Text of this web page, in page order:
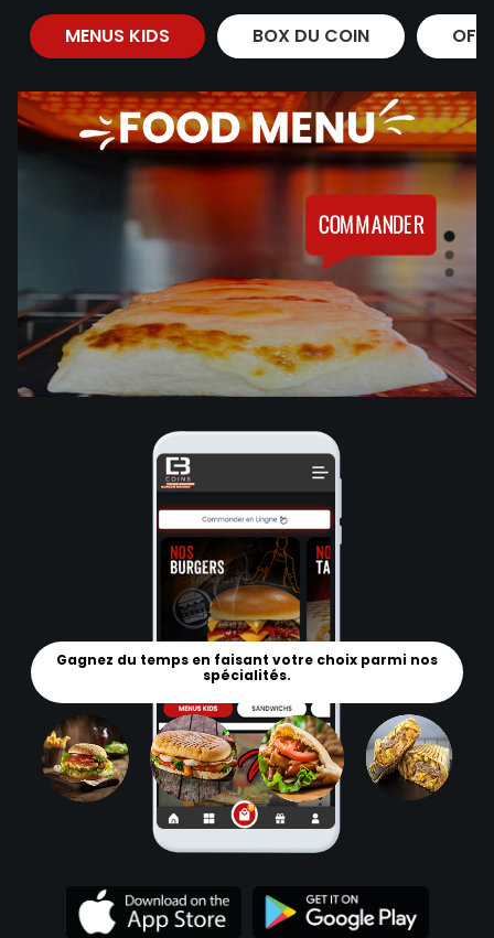
MENUS KIDS BOX DU COIN
Gagnez du temps en faisant votre choix parmi nos
spécialités.